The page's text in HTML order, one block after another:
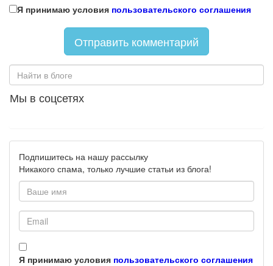
Я принимаю условия пользовательского соглашения
Мы в соцсетях
Подпишитесь на нашу рассылку
Никакого спама, только лучшие статьи из блога!
Я принимаю условия пользовательского соглашения